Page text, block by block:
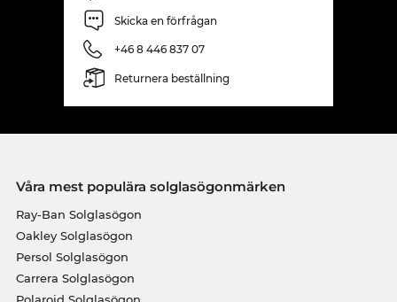
Skicka en förfrågan
+46 8 446 837 07
Returnera beställning
Våra mest populära solglasögonmärken
Ray-Ban Solglasögon
Oakley Solglasögon
Persol Solglasögon
Carrera Solglasögon